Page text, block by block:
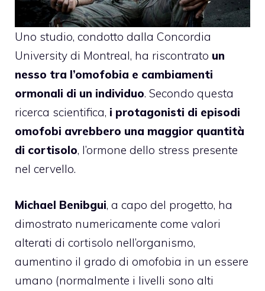
Uno studio, condotto dalla Concordia
University di Montreal, ha riscontrato un
nesso tra l’omofobia e cambiamenti
ormonali di un individuo. Secondo questa
ricerca scientifica, i protagonisti di episodi
omofobi avrebbero una maggior quantità
di cortisolo, l’ormone dello stress presente
nel cervello.
Michael Benibgui, a capo del progetto, ha
dimostrato numericamente come valori
alterati di cortisolo nell’organismo,
aumentino il grado di omofobia in un essere
umano (normalmente i livelli sono alti